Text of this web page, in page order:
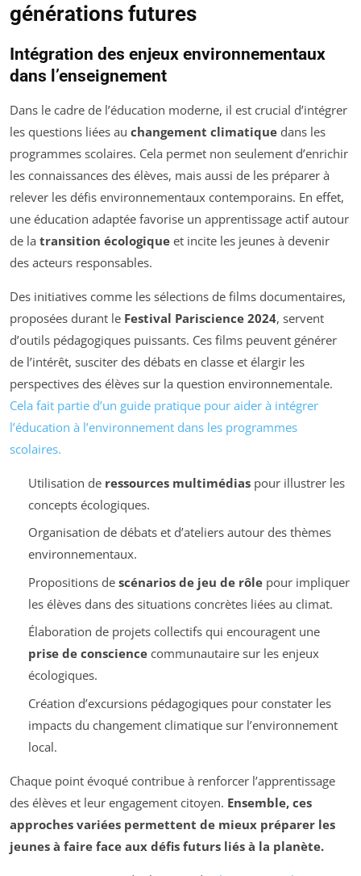
générations futures
Intégration des enjeux environnementaux
dans l’enseignement
Dans le cadre de l’éducation moderne, il est crucial d’intégrer
les questions liées au changement climatique dans les
programmes scolaires. Cela permet non seulement d’enrichir
les connaissances des élèves, mais aussi de les préparer à
relever les défis environnementaux contemporains. En effet,
une éducation adaptée favorise un apprentissage actif autour
de la transition écologique et incite les jeunes à devenir
des acteurs responsables.
Des initiatives comme les sélections de films documentaires,
proposées durant le Festival Pariscience 2024, servent
d’outils pédagogiques puissants. Ces films peuvent générer
de l’intérêt, susciter des débats en classe et élargir les
perspectives des élèves sur la question environnementale.
Cela fait partie d’un guide pratique pour aider à intégrer
l’éducation à l’environnement dans les programmes
scolaires.
Utilisation de ressources multimédiaspour illustrer les
concepts écologiques.
Organisation de débats et d’ateliers autour des thèmes
environnementaux.
Propositions de scénarios de jeu de rôlepour impliquer
les élèves dans des situations concrètes liées au climat.
Élaboration de projets collectifs qui encouragent une
prise de consciencecommunautaire sur les enjeux
écologiques.
Création d’excursions pédagogiques pour constater les
impacts du changement climatique sur l’environnement
local.
Chaque point évoqué contribue à renforcer l’apprentissage
des élèves et leur engagement citoyen. Ensemble, ces
approches variées permettent de mieux préparer les
jeunes à faire face aux défis futurs liés à la planète.